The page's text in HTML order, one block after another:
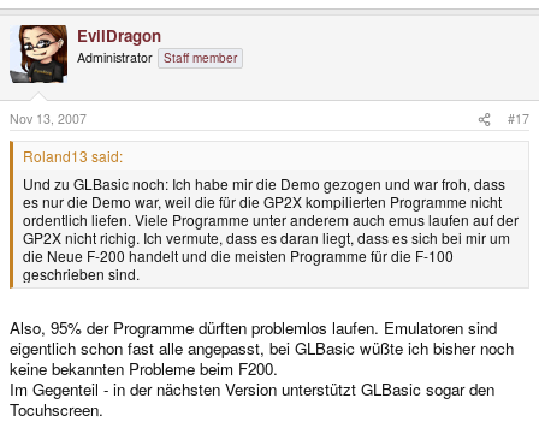
EvilDragon
Administrator Staff member
Nov 13, 2007 #17
Roland13 said:
Und zu GLBasic noch: Ich habe mir die Demo gezogen und war froh, dass
es nur die Demo war, weil die für die GP2X kompilierten Programme nicht
ordentlich liefen. Viele Programme unter anderem auch emus laufen auf der
GP2X nicht richig. Ich vermute, dass es daran liegt, dass es sich bei mir um
die Neue F-200 handelt und die meisten Programme für die F-100
geschrieben sind.
Also, 95% der Programme dürften problemlos laufen. Emulatoren sind
eigentlich schon fast alle angepasst, bei GLBasic wüßte ich bisher noch
keine bekannten Probleme beim F200.
Im Gegenteil - in der nächsten Version unterstützt GLBasic sogar den
Tocuhscreen.